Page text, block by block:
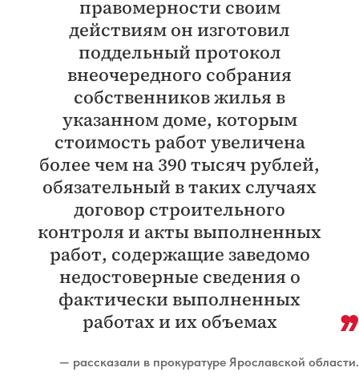
правомерности своим
действиям он изготовил
поддельный протокол
внеочередного собрания
собственников жилья в
указанном доме, которым
стоимость работ увеличена
более чем на 390 тысяч рублей,
обязательный в таких случаях
договор строительного
контроля и акты выполненных
работ, содержащие заведомо
недостоверные сведения о
фактически выполненных
работах и их объемах
— рассказали в прокуратуре Ярославской области.